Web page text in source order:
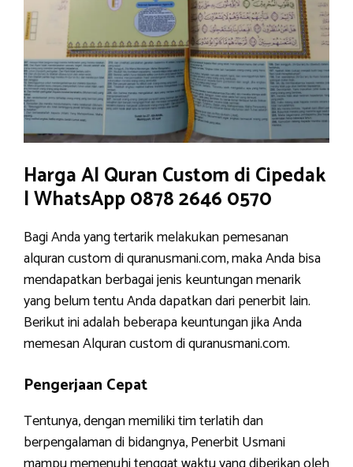
Harga Al Quran Custom di Cipedak
| WhatsApp 0878 2646 0570
Bagi Anda yang tertarik melakukan pemesanan
alquran custom di quranusmani.com, maka Anda bisa
mendapatkan berbagai jenis keuntungan menarik
yang belum tentu Anda dapatkan dari penerbit lain.
Berikut ini adalah beberapa keuntungan jika Anda
memesan Alquran custom di quranusmani.com.
Pengerjaan Cepat
Tentunya, dengan memiliki tim terlatih dan
berpengalaman di bidangnya, Penerbit Usmani